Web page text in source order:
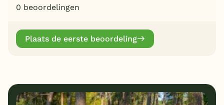
0 beoordelingen
Plaats de eerste beoordeling